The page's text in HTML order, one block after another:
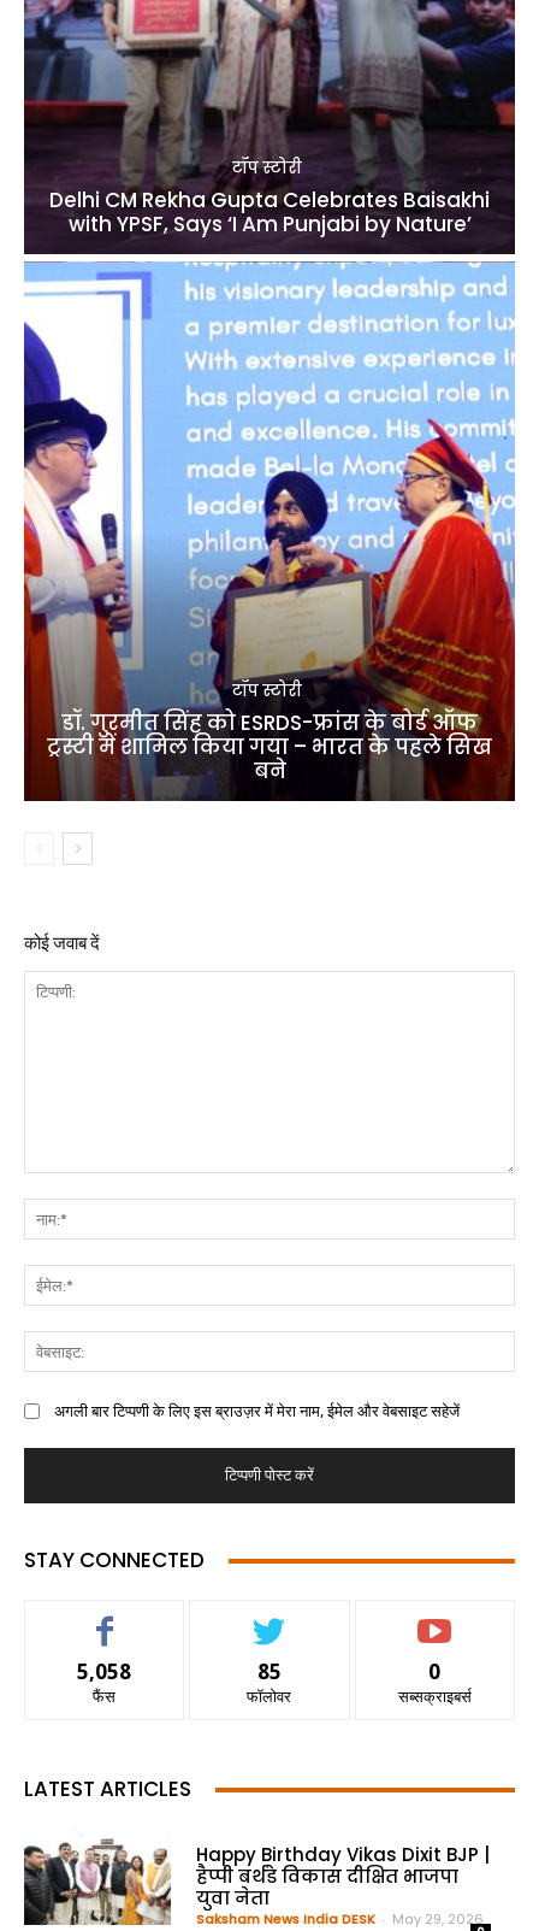
टॉप स्टोरी
Delhi CM Rekha Gupta Celebrates Baisakhi
with YPSF, Says ‘I Am Punjabi by Nature’
टॉप स्टोरी
डॉ. गुरमीत सिंह को ESRDS-फ्रांस के बोर्ड ऑफ
ट्रस्टी में शामिल किया गया – भारत के पहले सिख
बने
कोई जवाब दें
अगली बार टिप्पणी के लिए इस ब्राउज़र में मेरा नाम, ईमेल और वेबसाइट सहेजें
STAY CONNECTED
5,058
फैंस
85
फॉलोवर
0
सब्सक्राइबर्स
LATEST ARTICLES
Happy Birthday Vikas Dixit BJP |
हैप्पी बर्थडे विकास दीक्षित भाजपा
युवा नेता
Saksham News India DESK - May 29, 2026